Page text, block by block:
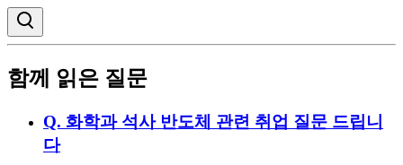
함께 읽은 질문
Q. 화학과 석사 반도체 관련 취업 질문 드립니
다